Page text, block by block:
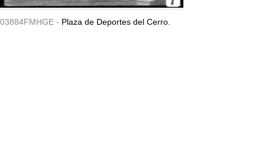
03884FMHGE - Plaza de Deportes del Cerro.